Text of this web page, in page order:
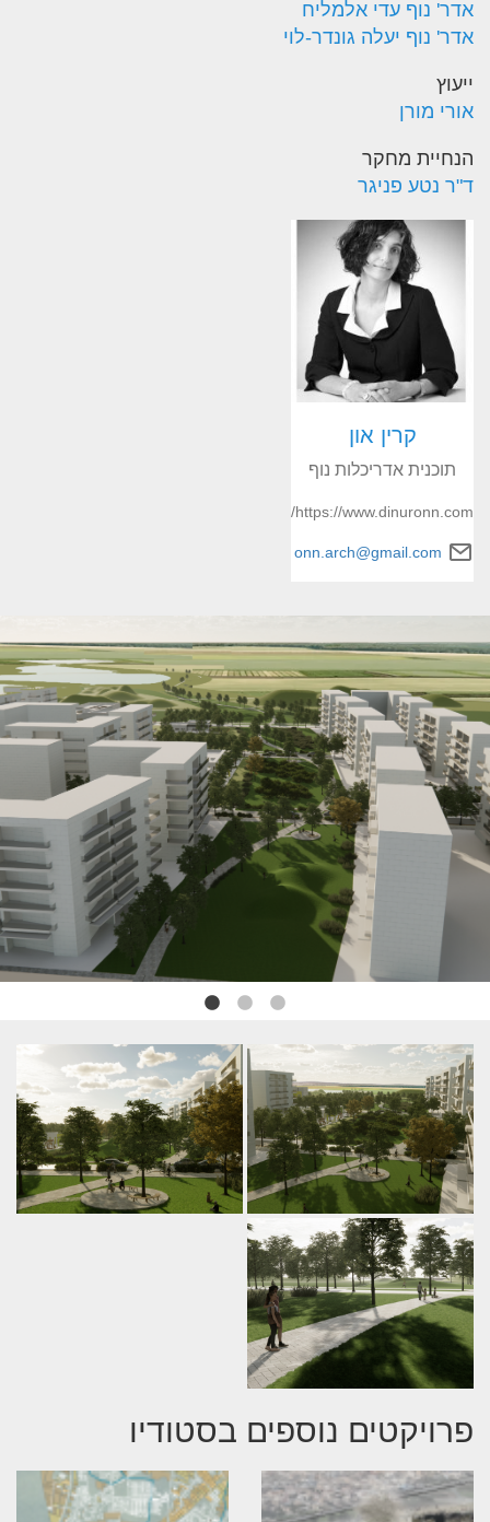
אדר' נוף עדי אלמליח
אדר' נוף יעלה גונדר-לוי
ייעוץ
אורי מורן
הנחיית מחקר
ד"ר נטע פניגר
קרין און
תוכנית אדריכלות נוף
https://www.dinuronn.com/
onn.arch@gmail.com
פרויקטים נוספים בסטודיו